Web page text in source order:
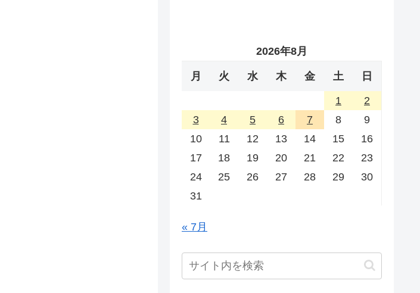
2026年8月
月 火 水 木 金 土 日
1
2
3
4 5 6 7 8
9
10
11 12 13 14 15
16
17
18 19 20 21 22
23
24
25 26 27 28 29
30
31
« 7月